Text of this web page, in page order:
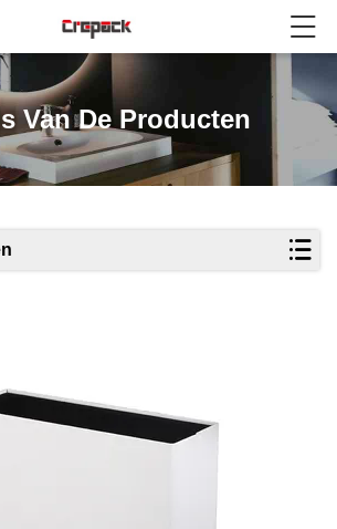
Van De Producten